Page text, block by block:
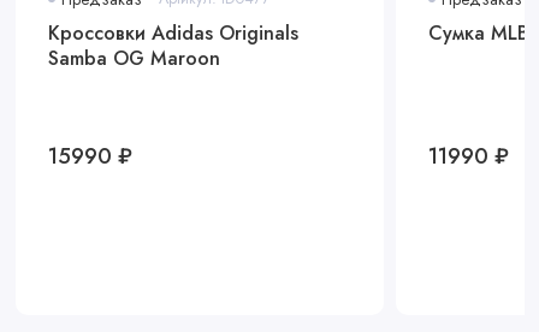
Кроссовки Adidas Originals
Samba OG Maroon
15990 ₽
Сумка MLB
11990 ₽